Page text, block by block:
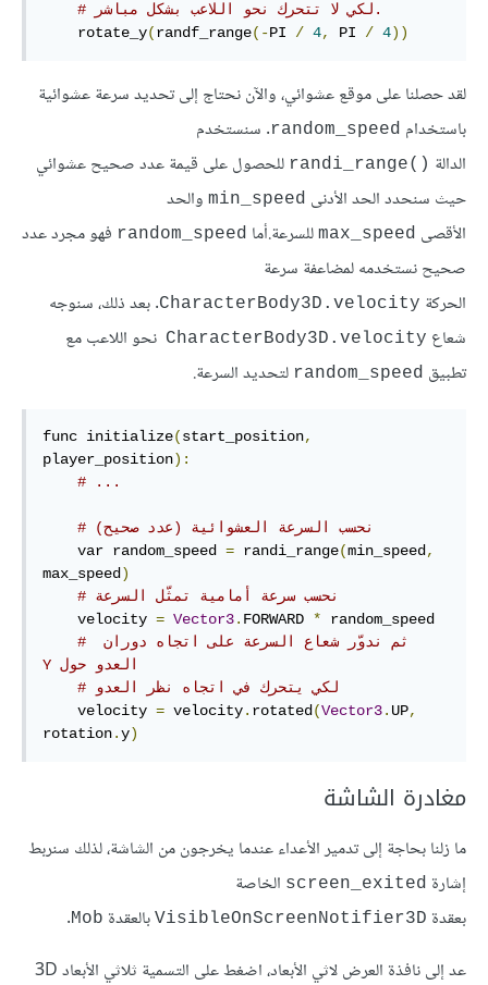
# لكي لا تتحرك نحو اللاعب بشكل مباشر.
    rotate_y
(randf_range(-PI / 4, PI / 4))
لقد حصلنا على موقع عشوائي، والآن نحتاج إلى تحديد سرعة عشوائية
باستخدام random_speed. سنستخدم
الدالة randi_range()‎ للحصول على قيمة عدد صحيح عشوائي
حيث سنحدد الحد الأدنى min_speed والحد
الأقصى max_speed للسرعة.أما random_speed فهو مجرد عدد
صحيح نستخدمه لمضاعفة سرعة
الحركة CharacterBody3D.velocity. بعد ذلك، سنوجه
شعاع CharacterBody3D.velocity نحو اللاعب مع
تطبيق random_speed لتحديد السرعة.
func initialize(start_position,
player_position):
# ...
    var random_speed
= randi_range(min_speed ,
max_speed )
# نحسب سرعة أمامية تمثّل السرعة
    velocity
= Vector3. FORWARD * random_speed
# ‫ثم ندوّر شعاع السرعة على اتجاه دوران
العدو حول Y
# لكي يتحرك في اتجاه نظر العدو
    velocity
= velocity. rotated (Vector3. UP,
rotation.y)
مغادرة الشاشة
ما زلنا بحاجة إلى تدمير الأعداء عندما يخرجون من الشاشة، لذلك سنربط
إشارة screen_exited الخاصة
بعقدة VisibleOnScreenNotifier3D بالعقدة Mob
.
عد إلى نافذة العرض لاثي الأبعاد، اضغط على التسمية ثلاثي الأبعاد 3D